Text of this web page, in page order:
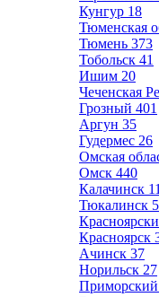
Кунгур 18
Тюменская
Тюмень 373
Тобольск 41
Ишим 20
Чеченская
Грозный 401
Аргун 35
Гудермес 26
Омская
Омск 440
Калачинск 11
Тюкалинск 5
Красноярск
Ачинск 37
Норильск 27
Приморский